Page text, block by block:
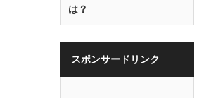
は？
スポンサードリンク